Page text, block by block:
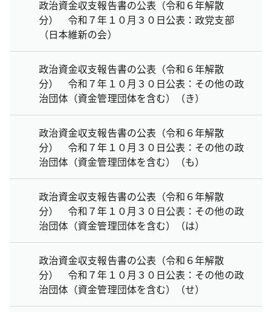
政治資金収支報告書の公表（令和６年解散
分） 令和７年１０月３０日公表：政党支部
（日本維新の会）
政治資金収支報告書の公表（令和６年解散
分） 令和７年１０月３０日公表：その他の政
治団体（資金管理団体を含む）（き）
政治資金収支報告書の公表（令和６年解散
分） 令和７年１０月３０日公表：その他の政
治団体（資金管理団体を含む）（も）
政治資金収支報告書の公表（令和６年解散
分） 令和７年１０月３０日公表：その他の政
治団体（資金管理団体を含む）（は）
政治資金収支報告書の公表（令和６年解散
分） 令和７年１０月３０日公表：その他の政
治団体（資金管理団体を含む）（せ）